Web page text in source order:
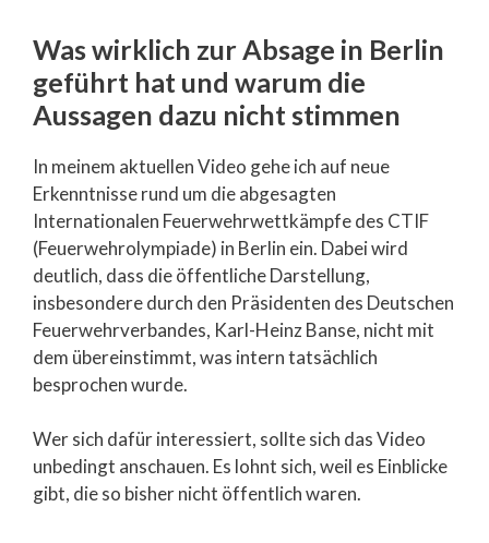
Was wirklich zur Absage in Berlin
geführt hat und warum die
Aussagen dazu nicht stimmen
In meinem aktuellen Video gehe ich auf neue
Erkenntnisse rund um die abgesagten
Internationalen Feuerwehrwettkämpfe des CTIF
(Feuerwehrolympiade) in Berlin ein. Dabei wird
deutlich, dass die öffentliche Darstellung,
insbesondere durch den Präsidenten des Deutschen
Feuerwehrverbandes, Karl-Heinz Banse, nicht mit
dem übereinstimmt, was intern tatsächlich
besprochen wurde.
Wer sich dafür interessiert, sollte sich das Video
unbedingt anschauen. Es lohnt sich, weil es Einblicke
gibt, die so bisher nicht öffentlich waren.